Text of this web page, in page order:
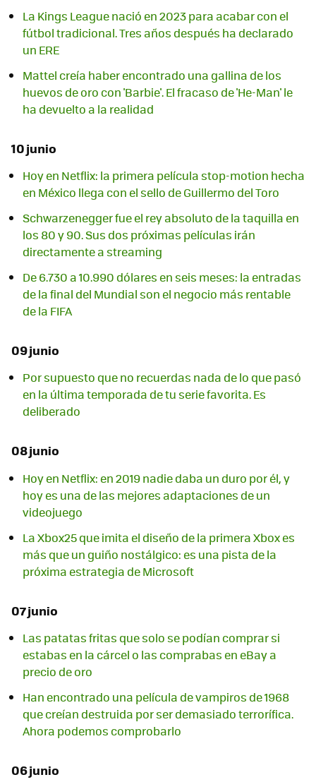
La Kings League nació en 2023 para acabar con el
fútbol tradicional. Tres años después ha declarado
un ERE
Mattel creía haber encontrado una gallina de los
huevos de oro con 'Barbie'. El fracaso de 'He-Man' le
ha devuelto a la realidad
10 junio
Hoy en Netflix: la primera película stop-motion hecha
en México llega con el sello de Guillermo del Toro
Schwarzenegger fue el rey absoluto de la taquilla en
los 80 y 90. Sus dos próximas películas irán
directamente a streaming
De 6.730 a 10.990 dólares en seis meses: la entradas
de la final del Mundial son el negocio más rentable
de la FIFA
09 junio
Por supuesto que no recuerdas nada de lo que pasó
en la última temporada de tu serie favorita. Es
deliberado
08 junio
Hoy en Netflix: en 2019 nadie daba un duro por él, y
hoy es una de las mejores adaptaciones de un
videojuego
La Xbox25 que imita el diseño de la primera Xbox es
más que un guiño nostálgico: es una pista de la
próxima estrategia de Microsoft
07 junio
Las patatas fritas que solo se podían comprar si
estabas en la cárcel o las comprabas en eBay a
precio de oro
Han encontrado una película de vampiros de 1968
que creían destruida por ser demasiado terrorífica.
Ahora podemos comprobarlo
06 junio